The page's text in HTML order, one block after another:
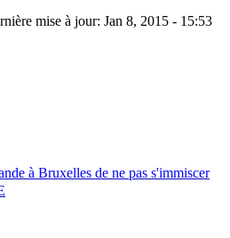
mise à jour: Jan 8, 2015 - 15:53
à Bruxelles de ne pas s'immiscer